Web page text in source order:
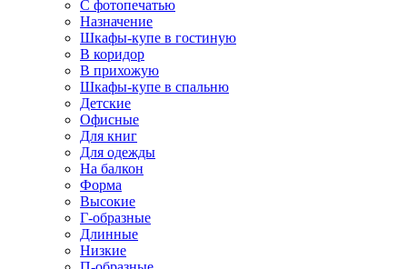
С фотопечатью
Назначение
Шкафы-купе в гостиную
В коридор
В прихожую
Шкафы-купе в спальню
Детские
Офисные
Для книг
Для одежды
На балкон
Форма
Высокие
Г-образные
Длинные
Низкие